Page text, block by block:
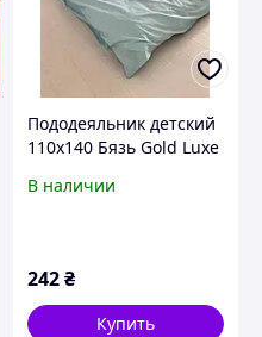
Пододеяльник детский
110х140 Бязь Gold Luxe
В наличии
242₴
Купить